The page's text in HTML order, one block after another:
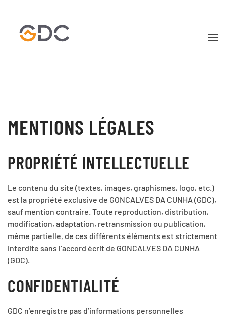
Skip to main content
MENTIONS LÉGALES
PROPRIÉTÉ INTELLECTUELLE
Le contenu du site (textes, images, graphismes, logo, etc.)
est la propriété exclusive de GONCALVES DA CUNHA (GDC),
sauf mention contraire. Toute reproduction, distribution,
modification, adaptation, retransmission ou publication,
même partielle, de ces différents éléments est strictement
interdite sans l’accord écrit de GONCALVES DA CUNHA
(GDC).
CONFIDENTIALITÉ
GDC n’enregistre pas d’informations personnelles